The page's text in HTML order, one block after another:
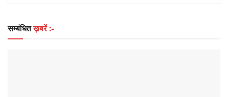
सम्बंधितख़बरें :-